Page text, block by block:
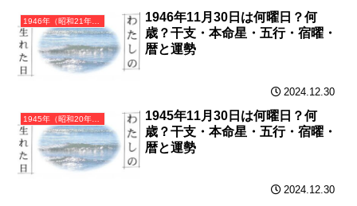
1946年（昭和21年）丙戌（ひのえいぬ）・戌年（いぬ年）カレンダー（月曜はじまり）
1946年11月30日は何曜日？何
歳？干支・本命星・五行・宿曜・
暦と運勢
2024.12.30
1945年（昭和20年）乙酉（きのととり）・酉年（とり年）カレンダー（月曜はじまり）
1945年11月30日は何曜日？何
歳？干支・本命星・五行・宿曜・
暦と運勢
2024.12.30